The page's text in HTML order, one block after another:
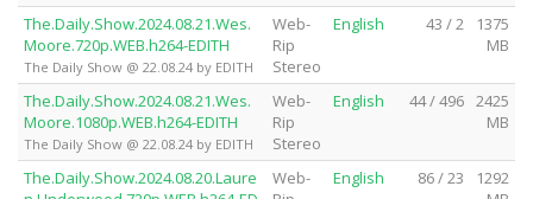
The.Daily.Show.2024.08.21.Wes.
Moore.720p.WEB.h264-EDITH
The Daily Show @ 22.08.24 by EDITH
Web-
Rip
Stereo
English 43 / 2
1375
MB
The.Daily.Show.2024.08.21.Wes.
Moore.1080p.WEB.h264-EDITH
The Daily Show @ 22.08.24 by EDITH
Web-
Rip
Stereo
English 44 / 496
2425
MB
The.Daily.Show.2024.08.20.Laure
Web-
English 86 / 23
1292